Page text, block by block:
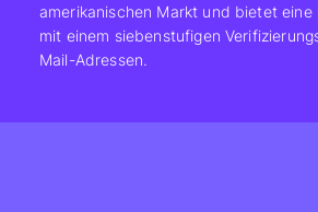
amerikanischen Markt und bietet
mit einem siebenstufigen
Mail-Adressen.